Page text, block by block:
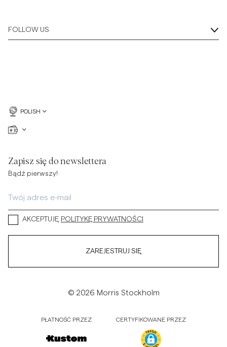
FOLLOW US
POLISH
Zapisz się do newslettera
Bądź pierwszy!
AKCEPTUJĘ POLITYKĘ PRYWATNOŚCI
ZAREJESTRUJ SIĘ
© 2026 Morris Stockholm
PŁATNOŚĆ PRZEZ CERTYFIKOWANE PRZEZ